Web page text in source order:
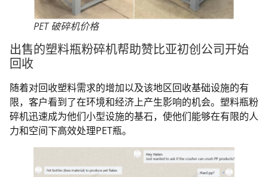
PET 破碎机价格
出售的塑料瓶粉碎机帮助赞比亚初创公司开始
回收
随着对回收塑料需求的增加以及该地区回收基础设施的有
限，客户看到了在环境和经济上产生影响的机会。塑料瓶粉
碎机迅速成为他们小型设施的基石，使他们能够在有限的人
力和空间下高效处理PET瓶。